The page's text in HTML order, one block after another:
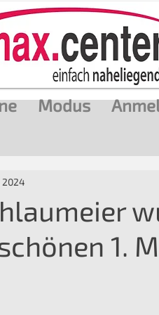
Modus
1.
2024